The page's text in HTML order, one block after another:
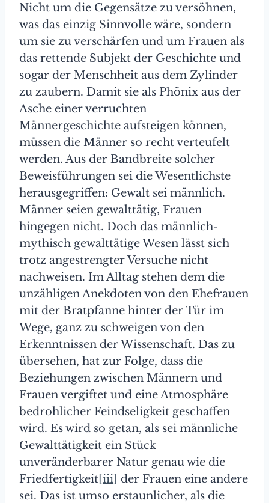
Nicht um die Gegensätze zu versöhnen,
was das einzig Sinnvolle wäre, sondern
um sie zu verschärfen und um Frauen als
das rettende Subjekt der Geschichte und
sogar der Menschheit aus dem Zylinder
zu zaubern. Damit sie als Phönix aus der
Asche einer verruchten
Männergeschichte aufsteigen können,
müssen die Männer so recht verteufelt
werden. Aus der Bandbreite solcher
Beweisführungen sei die Wesentlichste
herausgegriffen: Gewalt sei männlich.
Männer seien gewalttätig, Frauen
hingegen nicht. Doch das männlich-
mythisch gewalttätige Wesen lässt sich
trotz angestrengter Versuche nicht
nachweisen. Im Alltag stehen dem die
unzähligen Anekdoten von den Ehefrauen
mit der Bratpfanne hinter der Tür im
Wege, ganz zu schweigen von den
Erkenntnissen der Wissenschaft. Das zu
übersehen, hat zur Folge, dass die
Beziehungen zwischen Männern und
Frauen vergiftet und eine Atmosphäre
bedrohlicher Feindseligkeit geschaffen
wird. Es wird so getan, als sei männliche
Gewalttätigkeit ein Stück
unveränderbarer Natur genau wie die
Friedfertigkeit [iii] der Frauen eine andere
sei. Das ist umso erstaunlicher, als die